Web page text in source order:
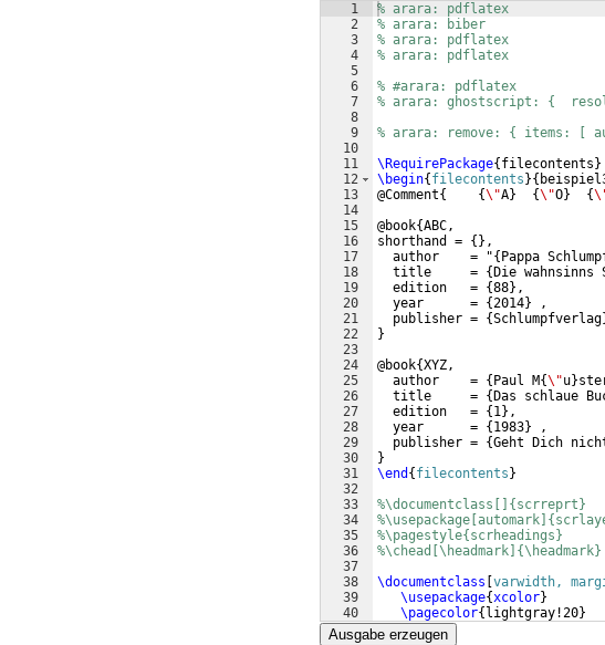
1
2
3
4
5
6
7
8
9
10
11
12
13
14
15
16
17
18
19
20
21
22
23
24
25
26
27
28
29
30
31
32
33
34
35
36
37
38
39
40
41
% arara: pdflatex
% arara: biber
% arara: pdflatex
% arara: pdflatex
% #arara: pdflatex
% arara: ghostscript: {
% arara: remove: { items:
\RequirePackage{ filecontents }
\begin{ filecontents }{
@Comment{ {\"A} {\"O} {
@book{ABC,
shorthand = { } ,
  author    = "
{ Pappa
  title     =
{ Die wahnsinns
  edition   =
{88} ,
  year      =
{2014} ,
  publisher =
{Schlumpfverlag
}
@book{XYZ,
  author    =
{ Paul M{\"u}
  title     =
{ Das schlaue
  edition   =
{ 1} ,
  year      =
{ 1983} ,
  publisher =
{Geht Dich
}
\end { filecontents }
%\documentclass[]{scrreprt}
%\pagestyle{scrheadings}
%\chead[\headmark]{\headmark}
\documentclass varwidth,
\usepackage{xcolor}
\pagecolor{ lightgray!20}
Ausgabe erzeugen